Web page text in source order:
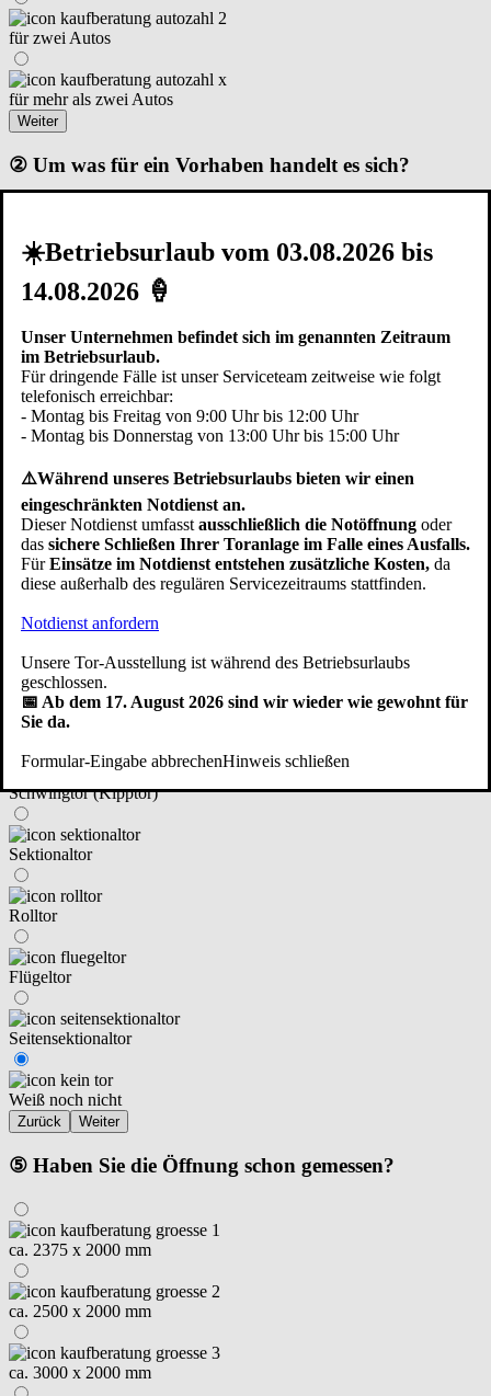
für zwei Autos
für mehr als zwei Autos
Weiter
② Um was für ein Vorhaben handelt es sich?
Renovierung I Modernisierung
Neubau – in der Planungsphase
Zurück Weiter
③ Die Garage ist...
im Haus integriert
neben dem Haus angebaut/freistehend
Zurück Weiter
④ An welchen Tortyp haben Sie gedacht?
Schwingtor (Kipptor)
Sektionaltor
Rolltor
Flügeltor
Seitensektionaltor
Weiß noch nicht
Zurück Weiter
⑤ Haben Sie die Öffnung schon gemessen?
ca. 2375 x 2000 mm
ca. 2500 x 2000 mm
ca. 3000 x 2000 mm
☀️Betriebsurlaub vom 03.08.2026 bis
14.08.2026 🍦
Unser Unternehmen befindet sich im genannten Zeitraum
im Betriebsurlaub.
Für dringende Fälle ist unser Serviceteam zeitweise wie folgt
telefonisch erreichbar:
- Montag bis Freitag von 9:00 Uhr bis 12:00 Uhr
- Montag bis Donnerstag von 13:00 Uhr bis 15:00 Uhr
⚠️Während unseres Betriebsurlaubs bieten wir einen
eingeschränkten Notdienst an.
Dieser Notdienst umfasstausschließlich die Notöffnung oder
das sichere Schließen Ihrer Toranlage im Falle eines Ausfalls.
FürEinsätze im Notdienst entstehen zusätzliche Kosten, da
diese außerhalb des regulären Servicezeitraums stattfinden.
Notdienst anfordern
Unsere Tor-Ausstellung ist während des Betriebsurlaubs
geschlossen.
📅 Ab dem 17. August 2026 sind wir wieder wie gewohnt für
Sie da.
Formular-Eingabe abbrechenHinweis schließen